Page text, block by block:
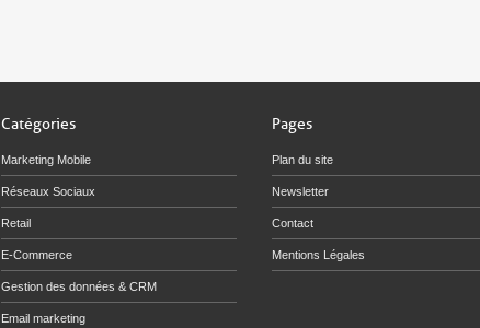
Catégories
Marketing Mobile
Réseaux Sociaux
Retail
E-Commerce
Gestion des données & CRM
Email marketing
Pages
Plan du site
Newsletter
Contact
Mentions Légales